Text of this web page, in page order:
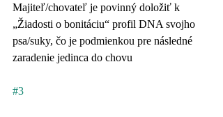
Majiteľ/chovateľ je povinný doložiť k
„Žiadosti o bonitáciu“ profil DNA svojho
psa/suky, čo je podmienkou pre následné
zaradenie jedinca do chovu
#3